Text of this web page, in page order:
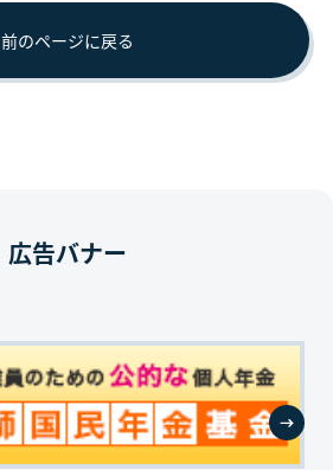
前のページに戻る
広告バナー